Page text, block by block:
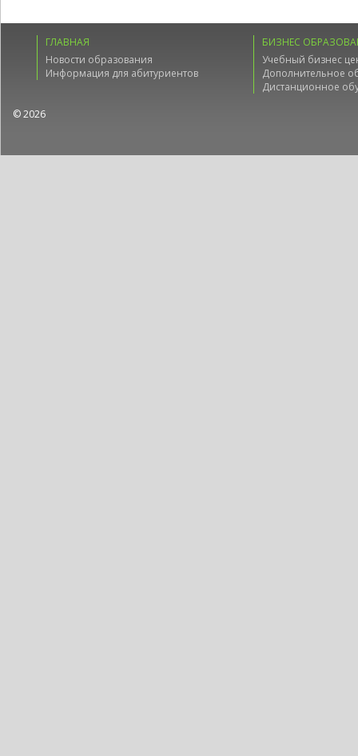
ГЛАВНАЯ
Новости образования
Информация для абитуриентов
БИЗНЕС
Учебный бизнес
Дополнительное
Дистанционное
© 2026